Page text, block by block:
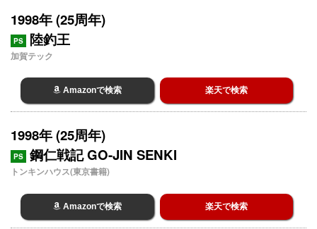
1998年 (25周年)
PS 陸釣王
加賀テック
Amazonで検索 楽天で検索
1998年 (25周年)
PS 鋼仁戦記 GO-JIN SENKI
トンキンハウス(東京書籍)
Amazonで検索 楽天で検索